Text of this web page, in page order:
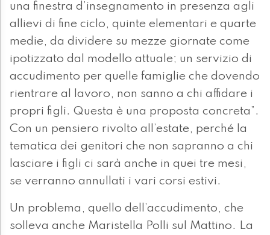
una finestra d’insegnamento in presenza agli
allievi di fine ciclo, quinte elementari e quarte
medie, da dividere su mezze giornate come
ipotizzato dal modello attuale; un servizio di
accudimento per quelle famiglie che dovendo
rientrare al lavoro, non sanno a chi affidare i
propri figli. Questa è una proposta concreta”.
Con un pensiero rivolto all’estate, perché la
tematica dei genitori che non sapranno a chi
lasciare i figli ci sarà anche in quei tre mesi,
se verranno annullati i vari corsi estivi.
Un problema, quello dell’accudimento, che
solleva anche Maristella Polli sul Mattino. La